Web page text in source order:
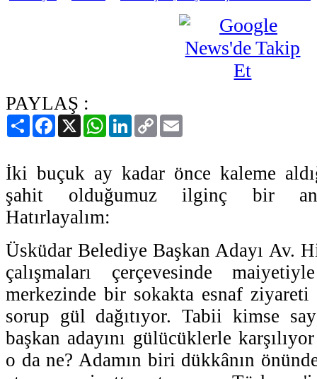
PAYLAŞ :
PaylaşFacebook
X WhatsAppLinkedIn
Copy
Link
İki buçuk ay kadar önce kaleme
şahit olduğumuz ilginç bir
Hatırlayalım:
Üsküdar Belediye Başkan Adayı Av.
çalışmaları çerçevesinde
merkezinde bir sokakta esnaf ziyareti
sorup gül dağıtıyor. Tabii kimse
başkan adayını gülücüklerle
o da ne? Adamın biri dükkânın